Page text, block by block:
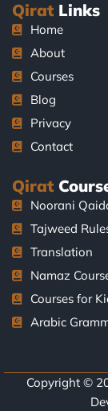
Qirat Links
Home
About
Courses
Blog
Privacy
Contact
Qirat
Noorani
Tajweed
Translation
Namaz
Courses for
Arabic
Copyright ©